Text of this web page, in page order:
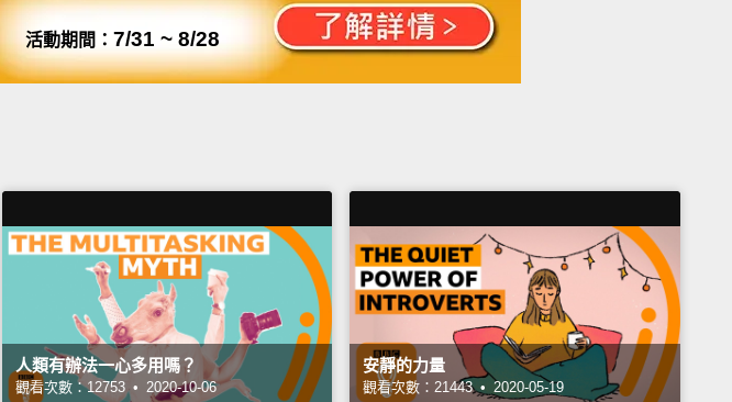
活動期間： 7/31 ~ 8/28
人類有辦法一心多用嗎？
觀看次數：12753 • 2020-10-06
安靜的力量
觀看次數：21443 • 2020-05-19